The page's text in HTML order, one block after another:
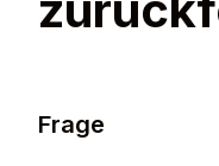
Frage